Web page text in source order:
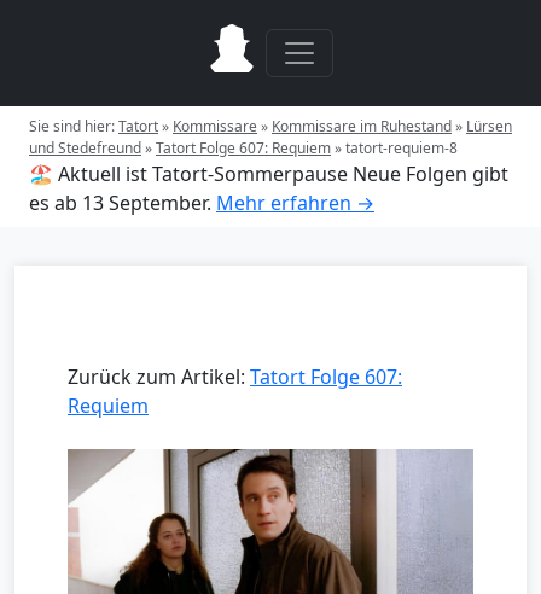
Sie sind hier:Tatort» Kommissare» Kommissare im Ruhestand» Lürsen
und Stedefreund»Tatort Folge 607: Requiem»tatort-requiem-8
🏖️ Aktuell ist Tatort-Sommerpause Neue Folgen gibt
es ab 13 September. Mehr erfahren →
Zurück zum Artikel: Tatort Folge 607:
Requiem